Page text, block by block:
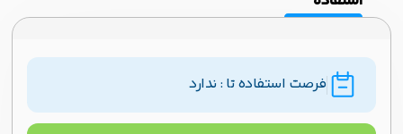
فرصت استفاده تا : ندارد